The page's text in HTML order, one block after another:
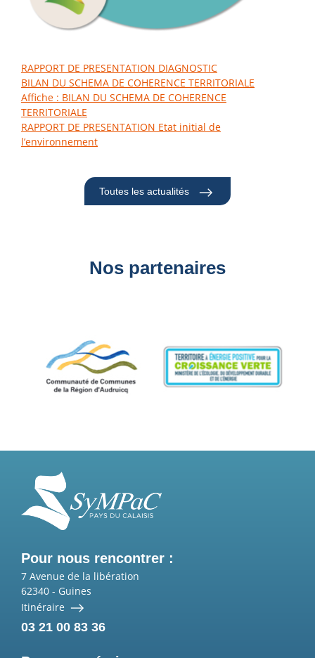
RAPPORT DE PRESENTATION DIAGNOSTIC
BILAN DU SCHEMA DE COHERENCE TERRITORIALE
Affiche : BILAN DU SCHEMA DE COHERENCE
TERRITORIALE
RAPPORT DE PRESENTATION Etat initial de
l’environnement
Toutes les actualités
Nos partenaires
Pour nous rencontrer :
7 Avenue de la libération
62340 - Guines
Itinéraire
03 21 00 83 36